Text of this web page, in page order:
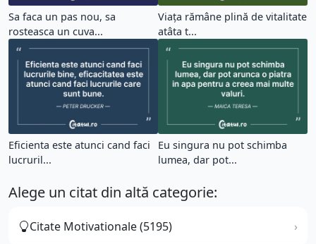
Sa faca un pas nou, sa
rosteasca un cuva...
Viața rămâne plină de vitalitate
atâta t...
Eficienta este atunci cand faci
lucruril...
Eu singura nu pot schimba
lumea, dar pot...
Alege un citat din altă categorie:
Citate Motivationale (5195)